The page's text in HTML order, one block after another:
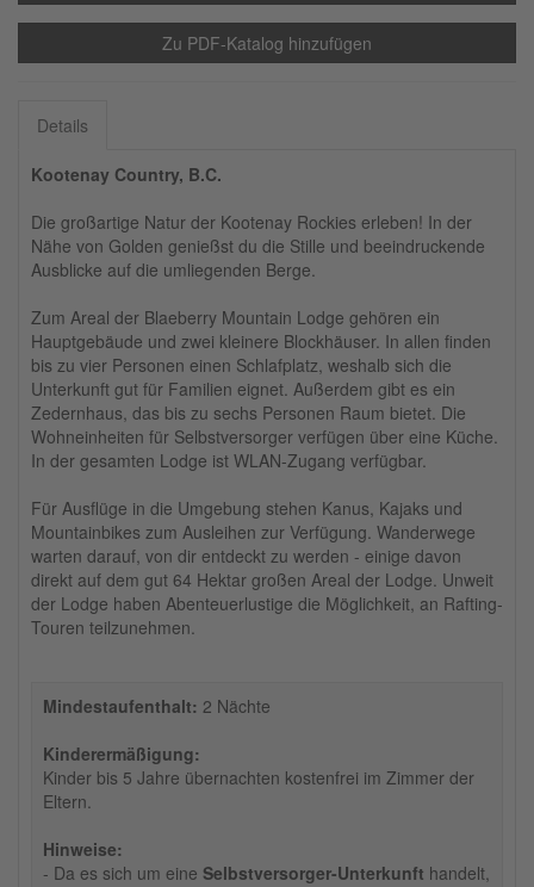
Zu PDF-Katalog hinzufügen
Details
Kootenay Country, B.C.
Die großartige Natur der Kootenay Rockies erleben! In der
Nähe von Golden genießst du die Stille und beeindruckende
Ausblicke auf die umliegenden Berge.
Zum Areal der Blaeberry Mountain Lodge gehören ein
Hauptgebäude und zwei kleinere Blockhäuser. In allen finden
bis zu vier Personen einen Schlafplatz, weshalb sich die
Unterkunft gut für Familien eignet. Außerdem gibt es ein
Zedernhaus, das bis zu sechs Personen Raum bietet. Die
Wohneinheiten für Selbstversorger verfügen über eine Küche.
In der gesamten Lodge ist WLAN-Zugang verfügbar.
Für Ausflüge in die Umgebung stehen Kanus, Kajaks und
Mountainbikes zum Ausleihen zur Verfügung. Wanderwege
warten darauf, von dir entdeckt zu werden - einige davon
direkt auf dem gut 64 Hektar großen Areal der Lodge. Unweit
der Lodge haben Abenteuerlustige die Möglichkeit, an Rafting-
Touren teilzunehmen.
Mindestaufenthalt: 2 Nächte
Kinderermäßigung:
Kinder bis 5 Jahre übernachten kostenfrei im Zimmer der
Eltern.
Hinweise:
- Da es sich um eine Selbstversorger-Unterkunft handelt,